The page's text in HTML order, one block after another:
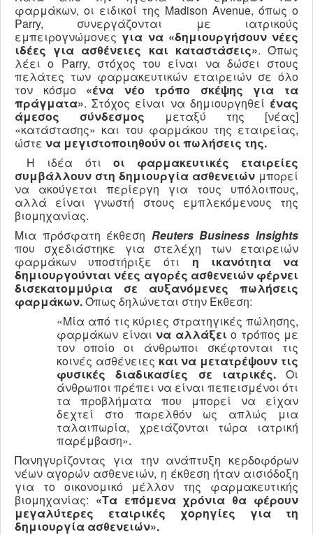
φαρμάκων, οι ειδικοί της Madison Avenue, όπως ο
Parry, συνεργάζονται με ιατρικούς
εμπειρογνώμονες για να «δημιουργήσουν νέες
ιδέες για ασθένειες και καταστάσεις». Όπως
λέει ο Parry, στόχος του είναι να δώσει στους
πελάτες των φαρμακευτικών εταιρειών σε όλο
τον κόσμο «ένα νέο τρόπο σκέψης για τα
πράγματα». Στόχος είναι να δημιουργηθεί ένας
άμεσος σύνδεσμος μεταξύ της [νέας]
«κατάστασης» και του φαρμάκου της εταιρείας,
ώστε να μεγιστοποιηθούν οι πωλήσεις της.
Η ιδέα ότι οι φαρμακευτικές εταιρείες
συμβάλλουν στη δημιουργία ασθενειών μπορεί
να ακούγεται περίεργη για τους υπόλοιπους,
αλλά είναι γνωστή στους εμπλεκόμενους της
βιομηχανίας.
Μια πρόσφατη έκθεση Reuters Business Insights
που σχεδιάστηκε για στελέχη των εταιρειών
φαρμάκων υποστήριξε ότι η ικανότητα να
δημιουργούνται νέες αγορές ασθενειών φέρνει
δισεκατομμύρια σε αυξανόμενες πωλήσεις
φαρμάκων.Όπως δηλώνεται στην Έκθεση:
«Μία από τις κύριες στρατηγικές πώλησης,
φαρμάκων είναι να αλλάξει ο τρόπος με
τον οποίο οι άνθρωποι σκέφτονται τις
κοινές ασθένειες και να μετατρέψουν τις
φυσικές διαδικασίες σε ιατρικές.Οι
άνθρωποι πρέπει να είναι πεπεισμένοι ότι
τα προβλήματα που μπορεί να είχαν
δεχτεί στο παρελθόν ως απλώς μια
ταλαιπωρία, χρειάζονται τώρα ιατρική
παρέμβαση».
Πανηγυρίζοντας για την ανάπτυξη κερδοφόρων
νέων αγορών ασθενειών, η έκθεση ήταν αισιόδοξη
για το οικονομικό μέλλον της φαρμακευτικής
βιομηχανίας: «Τα επόμενα χρόνια θα φέρουν
μεγαλύτερες εταιρικές χορηγίες για τη
δημιουργία ασθενειών».